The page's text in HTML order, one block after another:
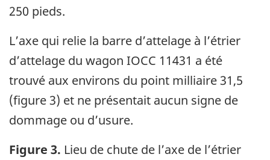
250 pieds.
L’axe qui relie la barre d’attelage à l’étrier
d’attelage du wagon IOCC 11431 a été
trouvé aux environs du point milliaire 31,5
(figure 3) et ne présentait aucun signe de
dommage ou d’usure.
Figure 3. Lieu de chute de l’axe de l’étrier